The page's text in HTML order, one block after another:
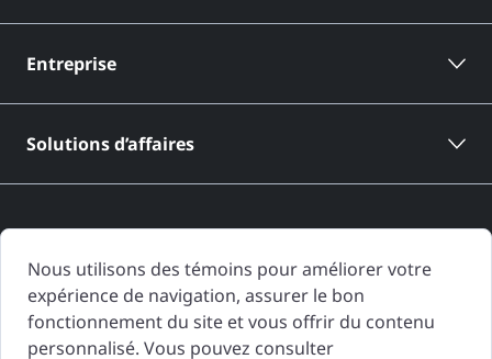
Entreprise
Solutions d’affaires
Les rapports d'historique de véhicule de CARFAX Canada sont basés
uniquement sur l'information fournie à CARFAX Canada et disponible à
Nous utilisons des témoins pour améliorer votre
expérience de navigation, assurer le bon
fonctionnement du site et vous offrir du contenu
personnalisé. Vous pouvez consulter